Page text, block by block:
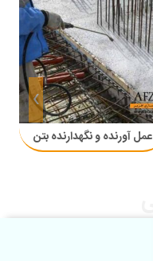
عمل آورنده و نگهدارنده بتن
›